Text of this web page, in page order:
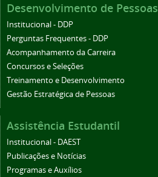
Desenvolvimento de Pessoas
Institucional - DDP
Perguntas Frequentes - DDP
Acompanhamento da Carreira
Concursos e Seleções
Treinamento e Desenvolvimento
Gestão Estratégica de Pessoas
Assistência Estudantil
Institucional - DAEST
Publicações e Notícias
Programas e Auxílios